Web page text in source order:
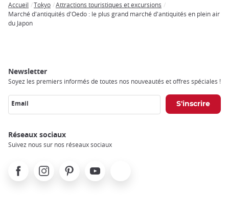
Breadcrumb
Accueil Tokyo
Attractions touristiques et excursions
Marché d'antiquités d'Oedo : le plus grand marché d'antiquités en plein air
du Japon
Newsletter
Soyez les premiers informés de toutes nos nouveautés et offres spéciales !
Email
Réseaux sociaux
Suivez nous sur nos réseaux sociaux
FacebookInstagramPinterest Youtube